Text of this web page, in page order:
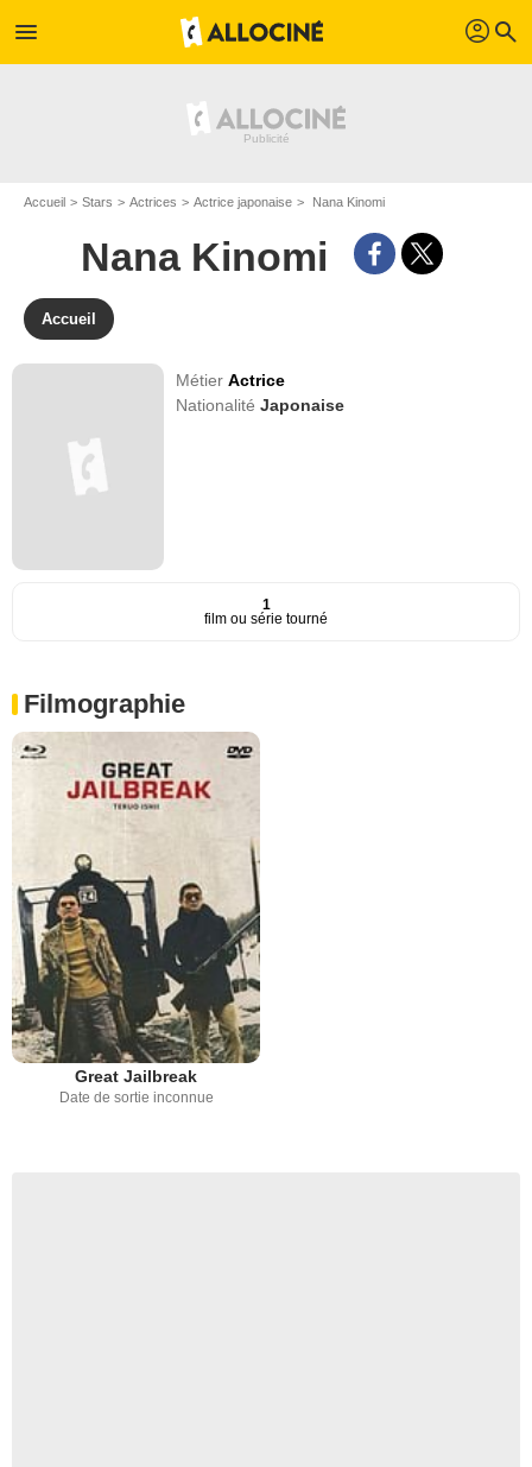
menu profil search
Accueil Stars Actrices Actrice japonaise Nana Kinomi
Nana Kinomi
Accueil
MétierActrice
NationalitéJaponaise
1
film ou série tourné
Filmographie
Great Jailbreak
Date de sortie inconnue